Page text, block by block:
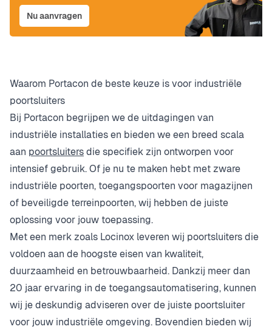
Nu aanvragen
Waarom Portacon de beste keuze is voor industriële
poortsluiters
Bij Portacon begrijpen we de uitdagingen van
industriële installaties en bieden we een breed scala
aan poortsluitersdie specifiek zijn ontworpen voor
intensief gebruik. Of je nu te maken hebt met zware
industriële poorten, toegangspoorten voor magazijnen
of beveiligde terreinpoorten, wij hebben de juiste
oplossing voor jouw toepassing.
Met een merk zoals Locinox leveren wij poortsluiters die
voldoen aan de hoogste eisen van kwaliteit,
duurzaamheid en betrouwbaarheid. Dankzij meer dan
20 jaar ervaring in de toegangsautomatisering, kunnen
wij je deskundig adviseren over de juiste poortsluiter
voor jouw industriële omgeving. Bovendien bieden wij